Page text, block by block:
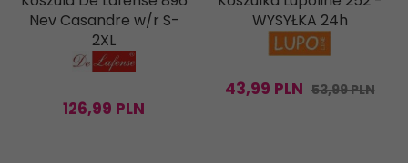
Nev Casandre w/r S-
2XL
126,99 PLN
WYSYŁKA 24h
43,99 PLN 53,99 PLN